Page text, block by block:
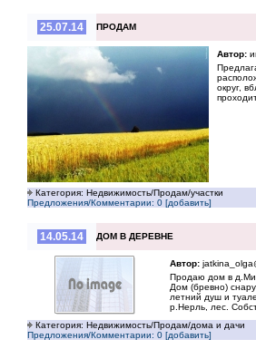
25.07.14 ПРОДАМ
Автор:
округ,
Категория: Недвижимость/Продам/участки
Предложения/Комментарии: 0 [добавить]
14.05.14 ДОМ В ДЕРЕВНЕ
Автор:
Продаю дом в
Дом (бревно)
летний душ и
р.Нерль, лес.
Категория: Недвижимость/Продам/дома и дачи
Предложения/Комментарии: 0 [добавить]